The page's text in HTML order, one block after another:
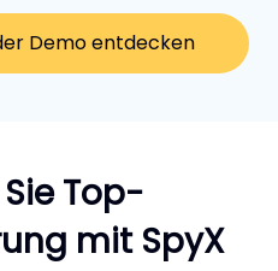
Demo entdecken
Top-
mit SpyX